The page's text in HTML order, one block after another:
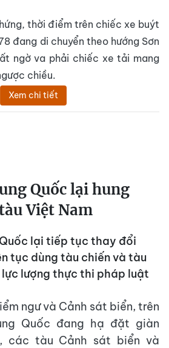
thời điểm trên chiếc xe buýt
đang di chuyển theo hướng Sơn
ngờ va phải chiếc xe tải mang
chiều.
Xem chi tiết
Quốc lại hung
Việt Nam
lại tiếp tục thay đổi
tục dùng tàu chiến và tàu
lượng thực thi pháp luật
ngư và Cảnh sát biển, trên
Quốc đang hạ đặt giàn
các tàu Cảnh sát biển và